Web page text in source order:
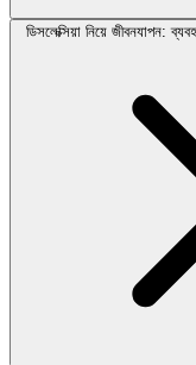
ডিসলেক্সিয়া নিয়ে জীবনযাপন: